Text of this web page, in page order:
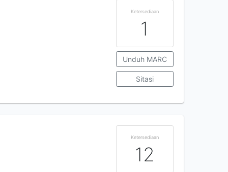
Ketersediaan
1
Unduh MARC
Sitasi
Ketersediaan
12